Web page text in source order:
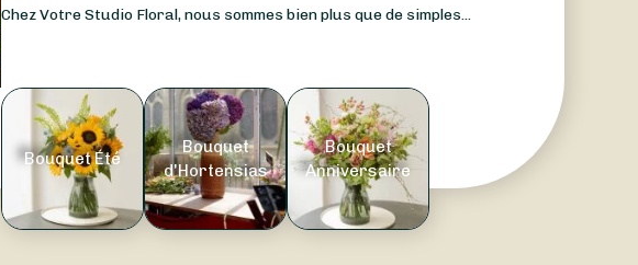
Chez Votre Studio Floral, nous sommes bien plus que de simples...
Bouquet Été
Bouquet
d'Hortensias
Bouquet
Anniversaire